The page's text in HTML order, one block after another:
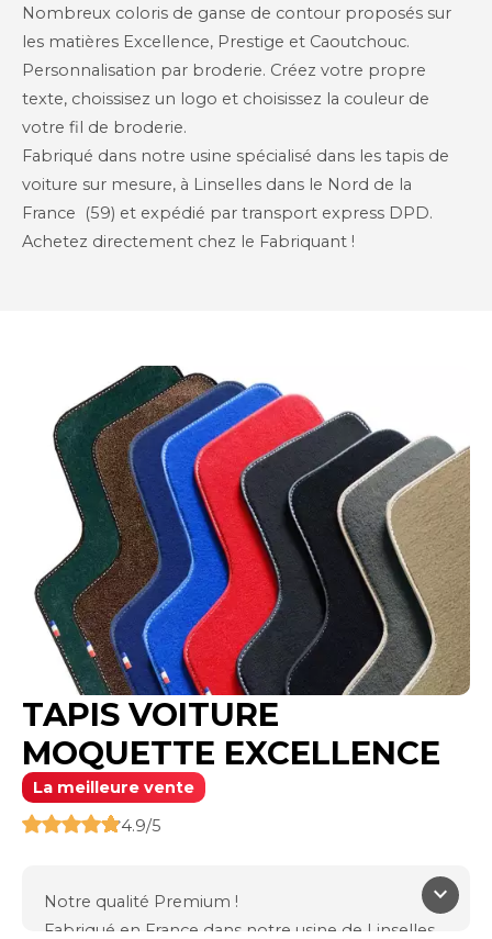
Nombreux coloris de ganse de contour proposés sur
les matières Excellence, Prestige et Caoutchouc.
Personnalisation par broderie. Créez votre propre
texte, choissisez un logo et choisissez la couleur de
votre fil de broderie.
Fabriqué dans notre usine spécialisé dans les tapis de
voiture sur mesure, à Linselles dans le Nord de la
France (59) et expédié par transport express DPD.
Achetez directement chez le Fabriquant !
TAPIS VOITURE
MOQUETTE EXCELLENCE
La meilleure vente
4.9/5
keyboard_arrow_down
Notre qualité Premium !
Fabriqué en France dans notre usine de Linselles